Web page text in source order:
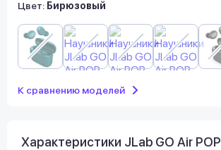
Цвет: Бирюзовый
К сравнению моделей
Характеристики JLab GO Air POP